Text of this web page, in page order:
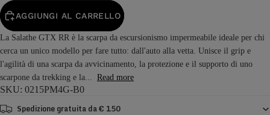
AGGIUNGI AL CARRELLO
La Salathe GTX RR è la scarpa da escursionismo impermeabile ideale per chi
cerca un unico modello per fare tutto: dall'auto alla vetta. Unisce il grip e
l'agilità di una scarpa da avvicinamento, la protezione e il supporto di uno
scarpone da trekking e la... Read more
SKU: 0215PM4G-B0
Spedizione gratuita da € 150